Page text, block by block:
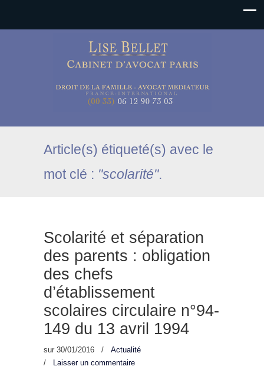
Article(s) étiqueté(s) avec le
mot clé : "scolarité".
Scolarité et séparation
des parents : obligation
des chefs
d’établissement
scolaires circulaire n°94-
149 du 13 avril 1994
sur 30/01/2016 /
Actualité
/
Laisser un commentaire